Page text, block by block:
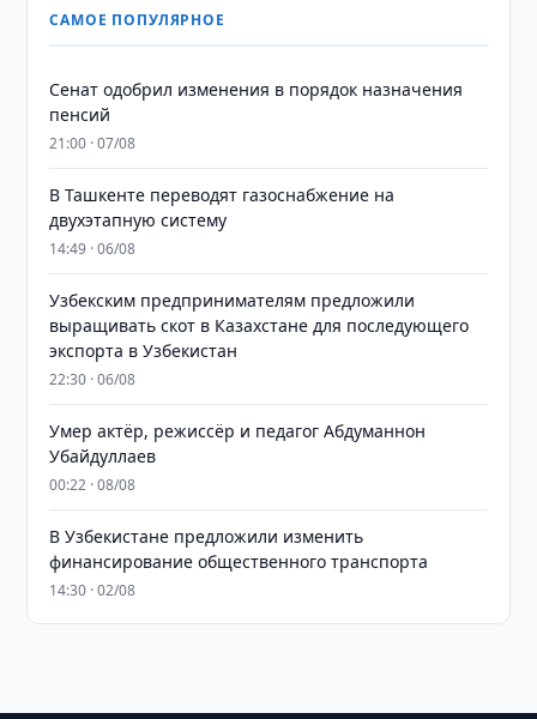
САМОЕ ПОПУЛЯРНОЕ
Сенат одобрил изменения в порядок назначения
пенсий
21:00 · 07/08
В Ташкенте переводят газоснабжение на
двухэтапную систему
14:49 · 06/08
Узбекским предпринимателям предложили
выращивать скот в Казахстане для последующего
экспорта в Узбекистан
22:30 · 06/08
Умер актёр, режиссёр и педагог Абдуманнон
Убайдуллаев
00:22 · 08/08
В Узбекистане предложили изменить
финансирование общественного транспорта
14:30 · 02/08